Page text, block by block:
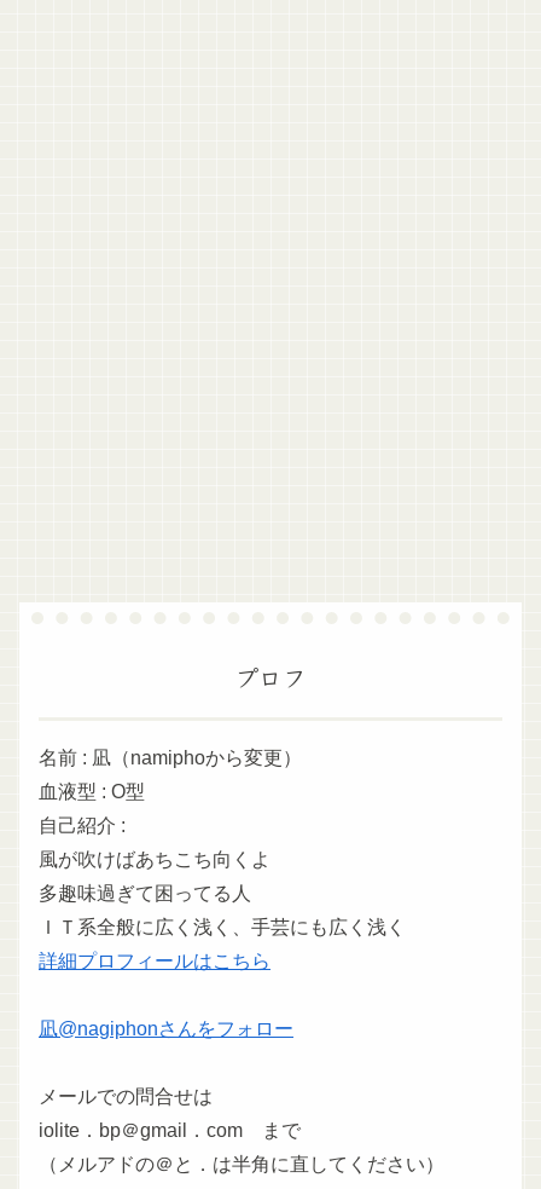
プロフ
名前 : 凪（namiphoから変更）
血液型 : O型
自己紹介 :
風が吹けばあちこち向くよ
多趣味過ぎて困ってる人
ＩＴ系全般に広く浅く、手芸にも広く浅く
詳細プロフィールはこちら
凪@nagiphonさんをフォロー
メールでの問合せは
iolite．bp＠gmail．com まで
（メルアドの＠と．は半角に直してください）